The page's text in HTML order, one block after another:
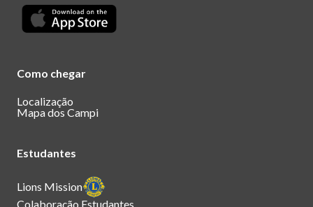
Como chegar
Localização
Mapa dos Campi
Estudantes
Lions Mission
Colaboração Estudantes